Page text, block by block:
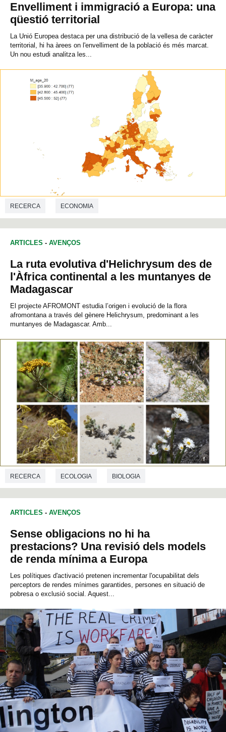
Envelliment i immigració a Europa: una
qüestió territorial
La Unió Europea destaca per una distribució de la vellesa de caràcter
territorial, hi ha àrees on l'envelliment de la població és més marcat.
Un nou estudi analitza les...
RECERCA ECONOMIA
ARTICLES - AVENÇOS
La ruta evolutiva d'Helichrysum des de
l'Àfrica continental a les muntanyes de
Madagascar
El projecte AFROMONT estudia l’origen i evolució de la flora
afromontana a través del gènere Helichrysum, predominant a les
muntanyes de Madagascar. Amb...
RECERCA ECOLOGIA BIOLOGIA
ARTICLES - AVENÇOS
Sense obligacions no hi ha
prestacions? Una revisió dels models
de renda mínima a Europa
Les polítiques d'activació pretenen incrementar l'ocupabilitat dels
perceptors de rendes mínimes garantides, persones en situació de
pobresa o exclusió social. Aquest...